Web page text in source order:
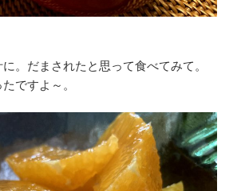
。だまされたと思って食べてみて。
ですよ～。